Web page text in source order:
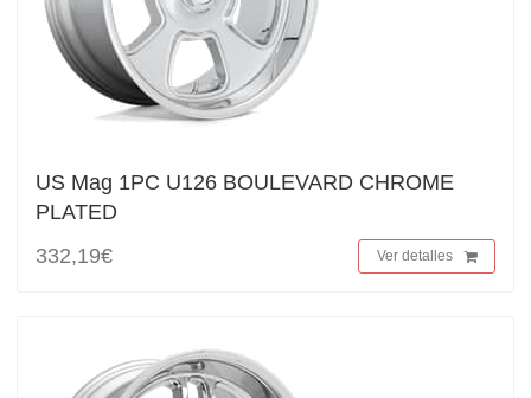
US Mag 1PC U126 BOULEVARD CHROME
PLATED
332,19€
Ver detalles